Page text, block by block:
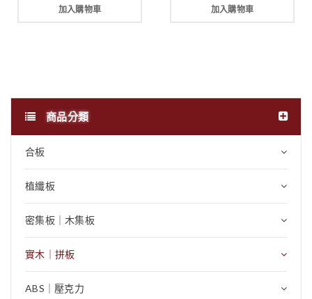
商品分類
合板
植纖板
密集板｜木集板
實木｜拼板
ABS｜壓克力
加入購物車 加入購物車